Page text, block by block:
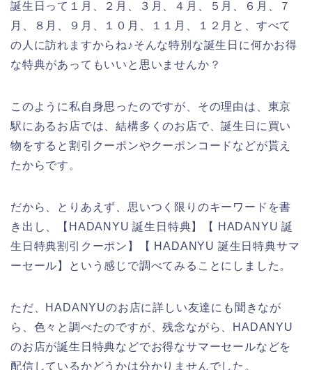
誕生日って１月、２月、３月、４月、５月、６月、７
月、８月、９月、１０月、１１月、１２月と、すべて
の人に訪れますからね♪そんな特別な誕生日に何かお得
な特典があってもいいと思いませんか？
このように私自身思ったのですが、その理由は、東京
駅にあるお店では、結構多くのお店で、誕生日に買い
物をすると割引クーポンやクーポンコードなどが貰え
たからです。
だから、とりあえず、思いつく限りのキーワードを書
き出し、【HADANYU 誕生日特典】【 HADANYU 誕
生日特典割引クーポン】【 HADANYU 誕生日特典サマ
ーセール】という感じで調べてみることにしました。
ただ、HADANYUのお店に詳しい友達にも聞きなが
ら、色々と調べたのですが、残念ながら、HADANYU
のお店が誕生日特典などでお得なサマーセールなどを
配信しているかどうかは分かりませんでした。